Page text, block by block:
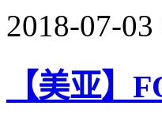
2018-07-
【美亚】